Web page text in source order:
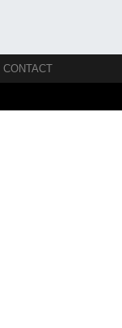
CONTACT